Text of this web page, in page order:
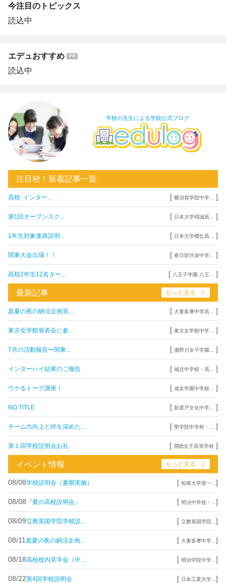
今注目のトピックス
読込中
エデュおすすめ
読込中
学校の先生による学校公式ブログ
注目校！新着記事一覧
高校･インター... [ 横須賀学院中学... ]
第1回オープンスク... [ 日本大学明誠高... ]
1年生対象進路説明... [ 日本大学櫻丘高... ]
関東大会出場！！ [ 春日部共栄中学... ]
高校2年生12名ター... [ 八王子学園 八王... ]
最新記事 もっと見る
真夏の夜の納涼企画実... [ 大妻多摩中学高... ]
東京女学館発表会に参... [ 東京女学館中学... ]
7月の活動報告〜関東... [ 瀧野川女子学園... ]
インターハイ結果のご報告 [ 城北中学校・高... ]
ウケるトーク講座！ [ 成女学園中学校... ]
NO TITLE [ 新渡戸文化中学... ]
チーム力向上と絆を深めた... [ 聖学院中学校・... ]
第１回学校説明会お礼 [ 潤徳女子高等学校 ]
イベント情報 もっと見る
08/08学校説明会（夏期実施） [ 拓殖大学第一... ]
08/08 『夏の高校説明会』 [ 明法中学校・... ]
08/09立教英国学院学校説... [ 立教英国学院... ]
08/11 真夏の夜の納涼企画... [ 大妻多摩中学... ]
08/18高校校内見学会（中... [ 明治学院中学... ]
08/22第4回学校説明会 [ 日本工業大学... ]